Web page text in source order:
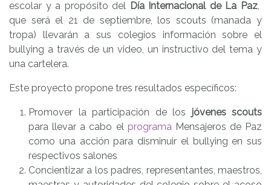
escolar y a propósito del Día Internacional de La Paz,
que será el 21 de septiembre, los scouts (manada y
tropa) llevarán a sus colegios información sobre el
bullying a través de un video, un instructivo del tema y
una cartelera.
Este proyecto propone tres resultados específicos:
Promover la participación de los jóvenes scouts
para llevar a cabo el programaMensajeros de Paz
como una acción para disminuir el bullying en sus
respectivos salones
Concientizar a los padres, representantes, maestros,